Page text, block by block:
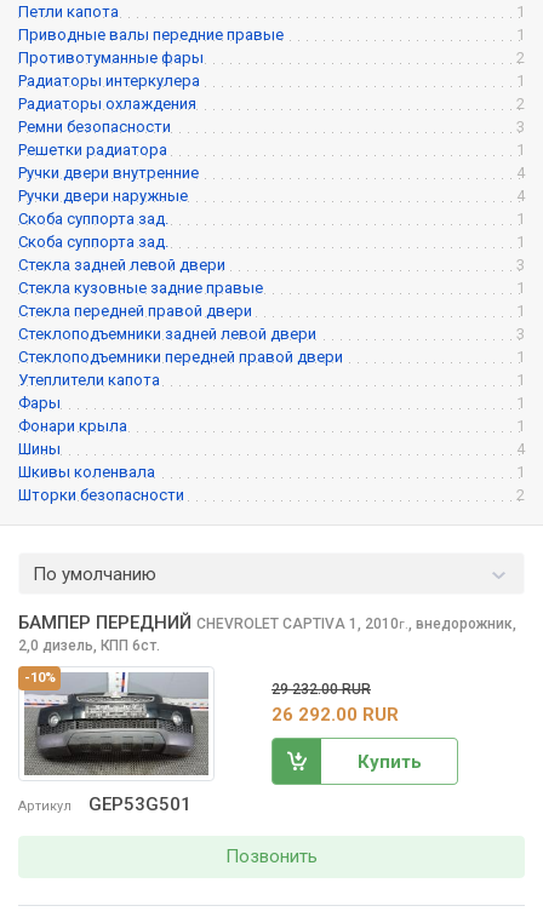
Петли капота
1
Приводные валы передние правые
1
Противотуманные фары
2
Радиаторы интеркулера
1
Радиаторы охлаждения
2
Ремни безопасности
3
Решетки радиатора
1
Ручки двери внутренние
4
Ручки двери наружные
4
Скоба суппорта зад.
1
Скоба суппорта зад.
1
Стекла задней левой двери
3
Стекла кузовные задние правые
1
Стекла передней правой двери
1
Стеклоподъемники задней левой двери
3
Стеклоподъемники передней правой двери
1
Утеплители капота
1
Фары
1
Фонари крыла
1
Шины
4
Шкивы коленвала
1
Шторки безопасности
2
По умолчанию
-10%
Артикул GEP53G501
БАМПЕР ПЕРЕДНИЙ CHEVROLET CAPTIVA 1, 2010г., внедорожник,
2,0 дизель, КПП 6ст.
29 232.00 RUR
26 292.00 RUR
Купить
Позвонить